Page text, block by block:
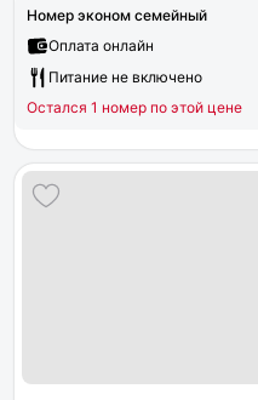
Номер эконом семейный
Оплата онлайн
Питание не включено
Остался 1 номер по этой цене